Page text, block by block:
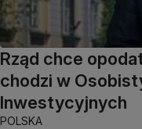
Rząd chce
chodzi w
Inwestycyjnych
POLSKA